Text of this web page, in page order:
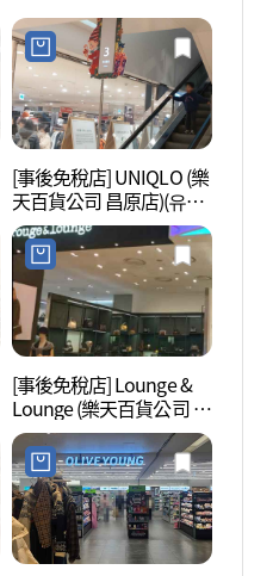
[事後免稅店] UNIQLO (樂
天百貨公司 昌原店)(유니
클로 롯데백화점 창원점)
[事後免稅店] Lounge &
Lounge (樂天百貨公司 昌
原店)(루즈앤라운지 롯데
백화점 창원점)